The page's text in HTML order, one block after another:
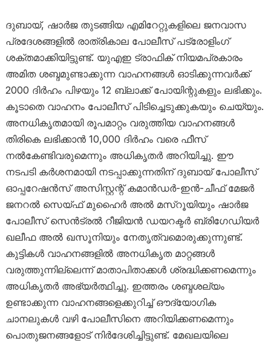
ദുബായ്, ഷാർജ തുടങ്ങിയ എമിറേറ്റുകളിലെ ജനവാസ
പ്രദേശങ്ങളിൽ രാത്രികാല പോലീസ് പട്രോളിംഗ്
ശക്തമാക്കിയിട്ടുണ്ട്. യുഎഇ ട്രാഫിക് നിയമപ്രകാരം
അമിത ശബ്ദമുണ്ടാക്കുന്ന വാഹനങ്ങൾ ഓടിക്കുന്നവർക്ക്
2000 ദിർഹം പിഴയും 12 ബ്ലാക്ക് പോയിന്റുകളും ലഭിക്കും.
കൂടാതെ വാഹനം പോലീസ് പിടിച്ചെടുക്കുകയും ചെയ്യും.
അനധികൃതമായി രൂപമാറ്റം വരുത്തിയ വാഹനങ്ങൾ
തിരികെ ലഭിക്കാൻ 10,000 ദിർഹം വരെ ഫീസ്
നൽകേണ്ടിവരുമെന്നും അധികൃതർ അറിയിച്ചു. ഈ
നടപടി കർശനമായി നടപ്പാക്കുന്നതിന് ദുബായ് പോലീസ്
ഓപ്പറേഷൻസ് അസിസ്റ്റന്റ് കമാൻഡർ-ഇൻ-ചീഫ് മേജർ
ജനറൽ സെയ്ഫ് മുഹൈർ അൽ മസ്‌റൂയിയും ഷാർജ
പോലീസ് സെൻട്രൽ റീജിയൻ ഡയറക്ടർ ബ്രിഗേഡിയർ
ഖലീഫ അൽ ഖസൂനിയും നേതൃത്വമൊരുക്കുന്നുണ്ട്.
കുട്ടികൾ വാഹനങ്ങളിൽ അനധികൃത മാറ്റങ്ങൾ
വരുത്തുന്നില്ലെന്ന് മാതാപിതാക്കൾ ശ്രദ്ധിക്കണമെന്നും
അധികൃതർ അഭ്യർത്ഥിച്ചു. ഇത്തരം ശബ്ദശല്യം
ഉണ്ടാക്കുന്ന വാഹനങ്ങളെക്കുറിച്ച് ഔദ്യോഗിക
ചാനലുകൾ വഴി പോലീസിനെ അറിയിക്കണമെന്നും
പൊതുജനങ്ങളോട് നിർദേശിച്ചിട്ടുണ്ട്. മേഖലയിലെ